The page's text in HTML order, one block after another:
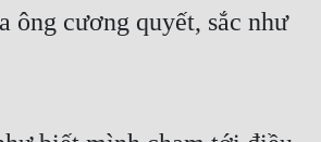
ông cương quyết, sắc như